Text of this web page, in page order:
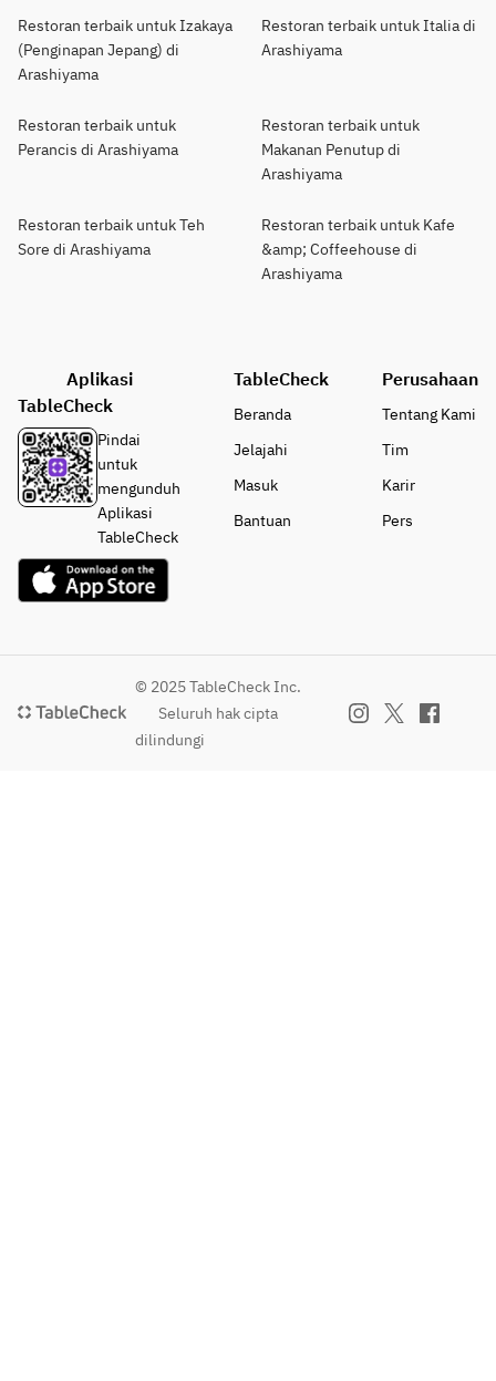
Restoran terbaik untuk Izakaya
(Penginapan Jepang) di
Arashiyama
Restoran terbaik untuk Italia di
Arashiyama
Restoran terbaik untuk
Perancis di Arashiyama
Restoran terbaik untuk
Makanan Penutup di
Arashiyama
Restoran terbaik untuk Teh
Sore di Arashiyama
Restoran terbaik untuk Kafe
&amp; Coffeehouse di
Arashiyama
Aplikasi
TableCheck
Pindai
untuk
mengunduh
Aplikasi
TableCheck
TableCheck
Beranda
Jelajahi
Masuk
Bantuan
Perusahaan
Tentang Kami
Tim
Karir
Pers
© 2025 TableCheck Inc.
Seluruh hak cipta
dilindungi